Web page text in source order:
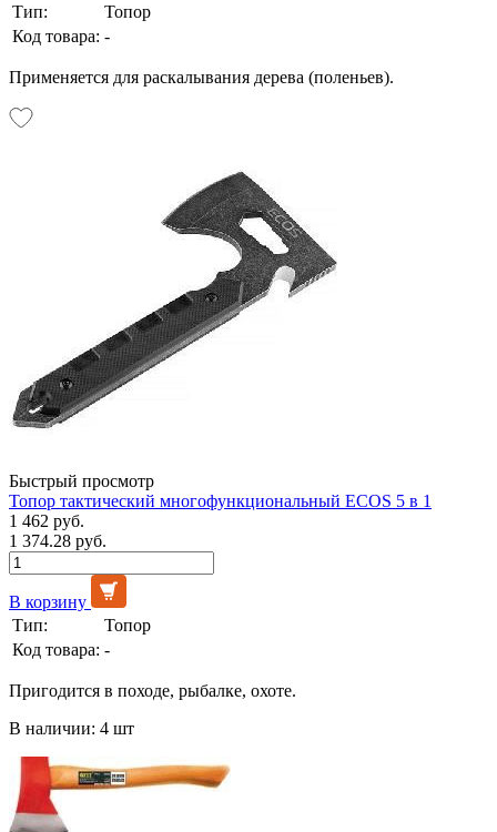
Тип:
Топор
Код товара: -
Применяется для раскалывания дерева (поленьев).
Быстрый просмотр
Топор тактический многофункциональный ECOS 5 в 1
1 462 руб.
1 374.28 руб.
В корзину
Тип:
Топор
Код товара: -
Пригодится в походе, рыбалке, охоте.
В наличии: 4 шт